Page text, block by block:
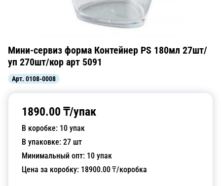
Мини-сервиз форма Контейнер PS 180мл 27шт/
уп 270шт/кор арт 5091
Арт. 0108-0008
1890.00 ₸/упак
В коробке: 10 упак
В упаковке: 27 шт
Минимальный опт: 10 упак
Цена за коробку: 18900.00₸/коробка